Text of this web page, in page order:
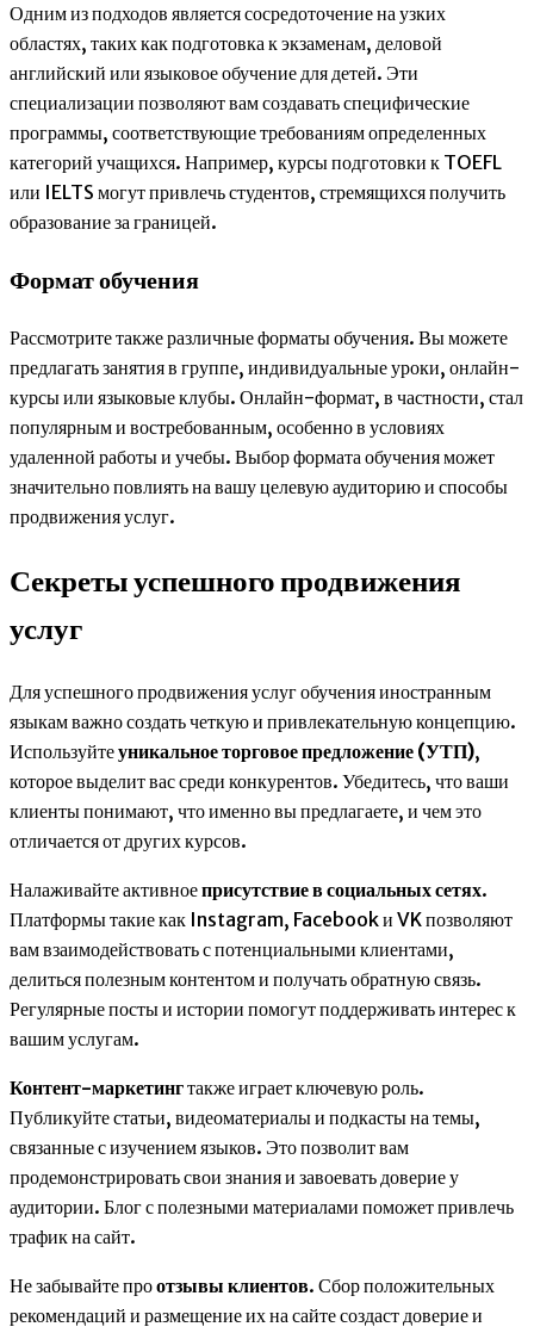
Одним из подходов является сосредоточение на узких
областях, таких как подготовка к экзаменам, деловой
английский или языковое обучение для детей. Эти
специализации позволяют вам создавать специфические
программы, соответствующие требованиям определенных
категорий учащихся. Например, курсы подготовки к TOEFL
или IELTS могут привлечь студентов, стремящихся получить
образование за границей.
Формат обучения
Рассмотрите также различные форматы обучения. Вы можете
предлагать занятия в группе, индивидуальные уроки, онлайн-
курсы или языковые клубы. Онлайн-формат, в частности, стал
популярным и востребованным, особенно в условиях
удаленной работы и учебы. Выбор формата обучения может
значительно повлиять на вашу целевую аудиторию и способы
продвижения услуг.
Секреты успешного продвижения
услуг
Для успешного продвижения услуг обучения иностранным
языкам важно создать четкую и привлекательную концепцию.
Используйтеуникальное торговое предложение (УТП),
которое выделит вас среди конкурентов. Убедитесь, что ваши
клиенты понимают, что именно вы предлагаете, и чем это
отличается от других курсов.
Налаживайте активноеприсутствие в социальных сетях.
Платформы такие как Instagram, Facebook и VK позволяют
вам взаимодействовать с потенциальными клиентами,
делиться полезным контентом и получать обратную связь.
Регулярные посты и истории помогут поддерживать интерес к
вашим услугам.
Контент-маркетингтакже играет ключевую роль.
Публикуйте статьи, видеоматериалы и подкасты на темы,
связанные с изучением языков. Это позволит вам
продемонстрировать свои знания и завоевать доверие у
аудитории. Блог с полезными материалами поможет привлечь
трафик на сайт.
Не забывайте проотзывы клиентов. Сбор положительных
рекомендаций и размещение их на сайте создаст доверие и